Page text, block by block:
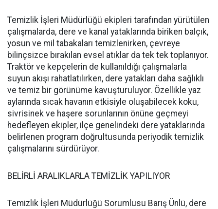
Temizlik İşleri Müdürlüğü ekipleri tarafından yürütülen
çalışmalarda, dere ve kanal yataklarında biriken balçık,
yosun ve mil tabakaları temizlenirken, çevreye
bilinçsizce bırakılan evsel atıklar da tek tek toplanıyor.
Traktör ve kepçelerin de kullanıldığı çalışmalarla
suyun akışı rahatlatılırken, dere yatakları daha sağlıklı
ve temiz bir görünüme kavuşturuluyor. Özellikle yaz
aylarında sıcak havanın etkisiyle oluşabilecek koku,
sivrisinek ve haşere sorunlarının önüne geçmeyi
hedefleyen ekipler, ilçe genelindeki dere yataklarında
belirlenen program doğrultusunda periyodik temizlik
çalışmalarını sürdürüyor.
BELİRLİ ARALIKLARLA TEMİZLİK YAPILIYOR
Temizlik İşleri Müdürlüğü Sorumlusu Barış Ünlü, dere